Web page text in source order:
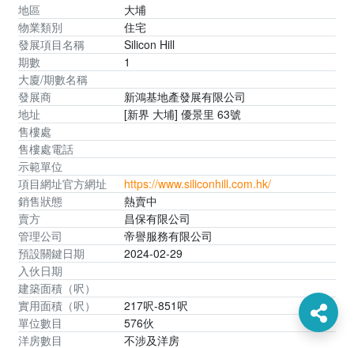
地區
大埔
物業類別
住宅
發展項目名稱
Silicon Hill
期數
1
大廈/期數名稱
發展商
新鴻基地產發展有限公司
地址
[新界 大埔] 優景里 63號
售樓處
售樓處電話
示範單位
項目網址官方網址
https://www.siliconhill.com.hk/
銷售狀態
熱賣中
賣方
昌保有限公司
管理公司
帝譽服務有限公司
預設關鍵日期
2024-02-29
入伙日期
建築面積（呎）
實用面積（呎）
217呎-851呎
單位數目
576伙
洋房數目
不涉及洋房